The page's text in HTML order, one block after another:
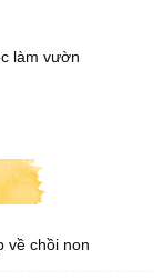
làm vườn
về chồi non